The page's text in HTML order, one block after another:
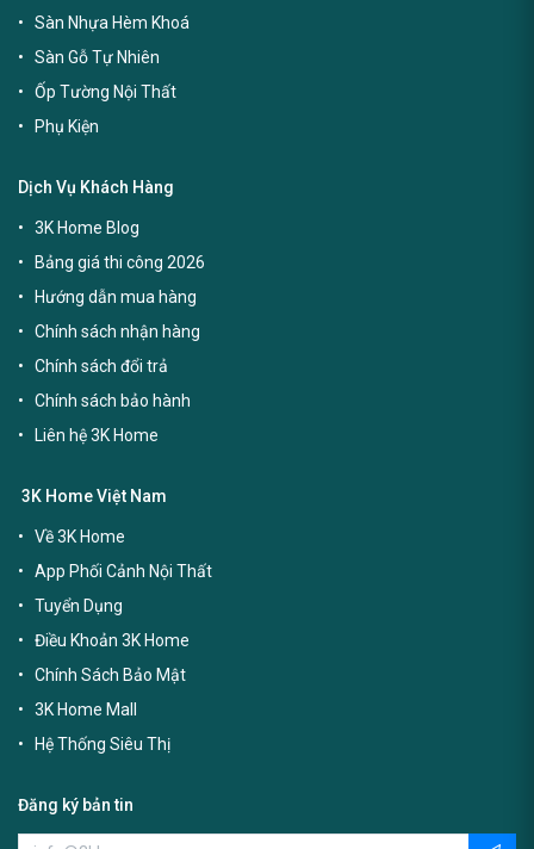
Sàn Nhựa Hèm Khoá
Sàn Gỗ Tự Nhiên
Ốp Tường Nội Thất
Phụ Kiện
Dịch Vụ Khách Hàng
3K Home Blog
Bảng giá thi công 2026
Hướng dẫn mua hàng
Chính sách nhận hàng
Chính sách đổi trả
Chính sách bảo hành
Liên hệ 3K Home
3K Home Việt Nam
Về 3K Home
App Phối Cảnh Nội Thất
Tuyển Dụng
Điều Khoản 3K Home
Chính Sách Bảo Mật
3K Home Mall
Hệ Thống Siêu Thị
Đăng ký bản tin